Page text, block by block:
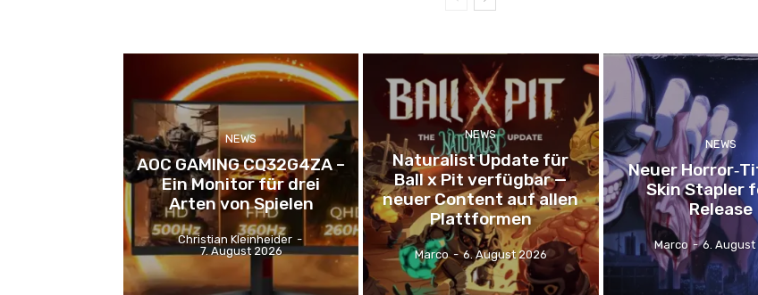
NEWS
AOC GAMING CQ32G4ZA –
Ein Monitor für drei
Arten von Spielen
Christian Kleinheider -
7. August 2026
NEWS
Naturalist Update für
Ball x Pit verfügbar —
neuer Content auf allen
Plattformen
Marco - 6. August 2026
NEWS
Neuer
Skin Stapler
Release
Marco - 6.